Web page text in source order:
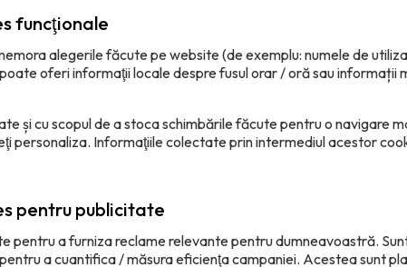
funcţionale
alegerile făcute pe website (de exemplu: numele de
oferi informaţii locale despre fusul orar / oră sau
și cu scopul de a stoca schimbările făcute pentru o navigare
personaliza. Informaţiile colectate prin intermediul acestor
pentru publicitate
pentru a furniza reclame relevante pentru dumneavoastră.
a cuantifica / măsura eficienţa campaniei. Acestea sunt